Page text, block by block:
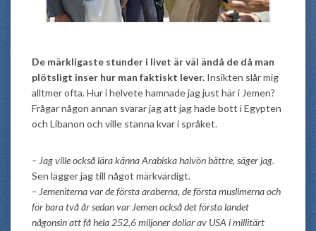
De märkligaste stunder i livet är väl ändå de då man
plötsligt inser hur man faktiskt lever. Insikten slår mig
alltmer ofta. Hur i helvete hamnade jag just här i Jemen?
Frågar någon annan svarar jag att jag hade bott i Egypten
och Libanon och ville stanna kvar i språket.
– Jag ville också lära känna Arabiska halvön bättre, säger jag.
Sen lägger jag till något märkvärdigt.
– Jemeniterna var de första araberna, de första muslimerna och
för bara två år sedan var Jemen också det första landet
någonsin att få hela 252,6 miljoner dollar av USA i millitärt